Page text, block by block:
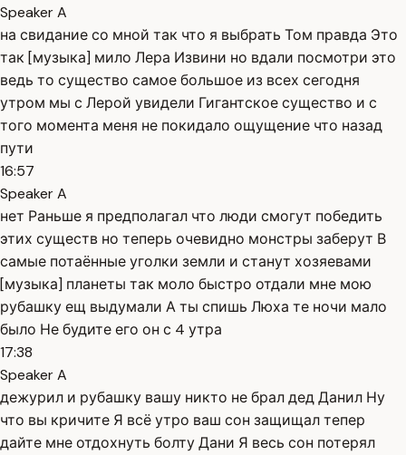
Speaker A
на свидание со мной так что я выбрать Том правда Это
так [музыка] мило Лера Извини но вдали посмотри это
ведь то существо самое большое из всех сегодня
утром мы с Лерой увидели Гигантское существо и с
того момента меня не покидало ощущение что назад
пути
16:57
Speaker A
нет Раньше я предполагал что люди смогут победить
этих существ но теперь очевидно монстры заберут В
самые потаённые уголки земли и станут хозяевами
[музыка] планеты так моло быстро отдали мне мою
рубашку ещ выдумали А ты спишь Люха те ночи мало
было Не будите его он с 4 утра
17:38
Speaker A
дежурил и рубашку вашу никто не брал дед Данил Ну
что вы кричите Я всё утро ваш сон защищал тепер
дайте мне отдохнуть болту Дани Я весь сон потерял